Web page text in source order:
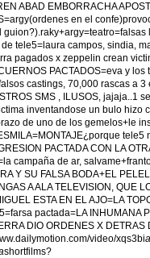
ABAD EMBORRACHA
en el
tele5=laura campos, sindia,
pagados x zeppelin crean
PACTADOS=eva y los
castings, 70,000 rascas a 3
SMS , ILUSOS, jajaja..1
inventandose un bulo hizo
de uno de los gemelos+le
PACTADA CON LA
campaña de ar,
Y SU FALSA BODA+EL
A ALA TELEVISION, QUE
ESTA EN EL AJO=LA
pactada=LA INHUMANA
DIO ORDENES X
video/xqs3bi
shortfilms?